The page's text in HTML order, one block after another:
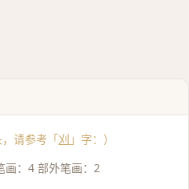
，请参考「刈 」字：）
画：4 部外笔画：2